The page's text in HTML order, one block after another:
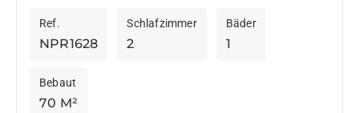
Badezimmer, eine neue offene Küche sowie ein
Wohnzimmer mit...
NPR1628
Ref.
2
Schlafzimmer
1
Bäder
70 M²
Bebaut